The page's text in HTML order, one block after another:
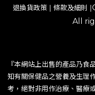
退換貨政策 | 條款及細則 |
All
『本網站上出售的產品乃
知有關保健品之營養及生理
考，絕對非用作治療、醫療